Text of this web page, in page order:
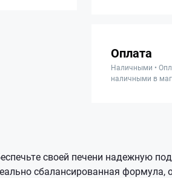
Оплата
Наличными •
наличными в
своей печени надежную
сбалансированная